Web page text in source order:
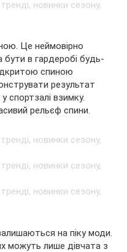
Це неймовірно
бути в гардеробі будь-
спиною
результат
спортзалі взимку.
рельєф спини.
на піку моди.
можуть лише дівчата з